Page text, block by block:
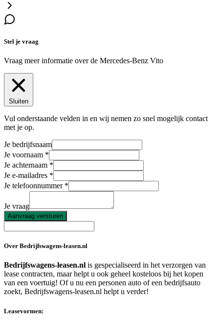
Stel je vraag
Vraag meer informatie over de Mercedes-Benz Vito
Sluiten
Vul onderstaande velden in en wij nemen zo snel mogelijk contact
met je op.
Je bedrijfsnaam
Je voornaam
Je achternaam
Je e-mailadres
Je telefoonnummer
Je vraag
Aanvraag versturen
Over Bedrijfswagens-leasen.nl
Bedrijfswagens-leasen.nl is gespecialiseerd in het verzorgen van
lease contracten, maar helpt u ook geheel kosteloos bij het kopen
van een voertuig! Of u nu een personen auto of een bedrijfsauto
zoekt, Bedrijfswagens-leasen.nl helpt u verder!
Leasevormen: